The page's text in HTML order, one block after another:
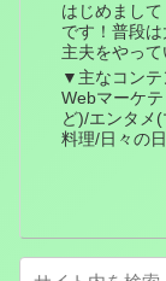
はじめまし
です！普段は
主夫をやって
▼主なコンテ
Webマーケ
ど)/エンタメ
料理/日々の